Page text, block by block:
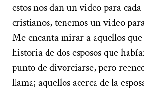
estos nos dan un video para
cristianos, tenemos un video
Me encanta mirar a aquellos
historia de dos esposos que
punto de divorciarse, pero
llama; aquellos acerca de la